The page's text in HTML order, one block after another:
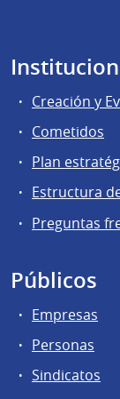
Creación y
Cometidos
Plan
Estructura
Preguntas
Públicos
Empresas
Personas
Sindicatos